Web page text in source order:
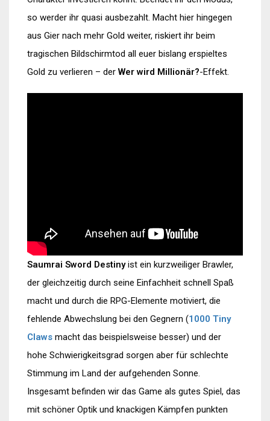
so werder ihr quasi ausbezahlt. Macht hier hingegen
aus Gier nach mehr Gold weiter, riskiert ihr beim
tragischen Bildschirmtod all euer bislang erspieltes
Gold zu verlieren – derWer wird Millionär?-Effekt.
Saumrai Sword Destinyist ein kurzweiliger Brawler,
der gleichzeitig durch seine Einfachheit schnell Spaß
macht und durch die RPG-Elemente motiviert, die
fehlende Abwechslung bei den Gegnern (1000 Tiny
Claws macht das beispielsweise besser) und der
hohe Schwierigkeitsgrad sorgen aber für schlechte
Stimmung im Land der aufgehenden Sonne.
Insgesamt befinden wir das Game als gutes Spiel, das
mit schöner Optik und knackigen Kämpfen punkten